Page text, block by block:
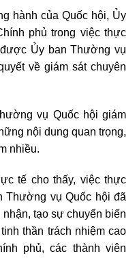
hành của Quốc hội, Ủy
phủ trong việc thực
Ủy ban Thường vụ
về giám sát chuyên
vụ Quốc hội giám
nội dung quan trọng,
nhiều.
tế cho thấy, việc thực
Thường vụ Quốc hội đã
tạo sự chuyển biến
thần trách nhiệm cao
phủ, các thành viên